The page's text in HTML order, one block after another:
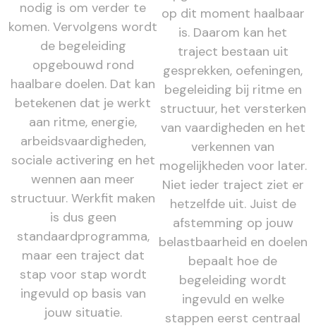
nodig is om verder te
komen. Vervolgens wordt
de begeleiding
opgebouwd rond
haalbare doelen. Dat kan
betekenen dat je werkt
aan ritme, energie,
arbeidsvaardigheden,
sociale activering en het
wennen aan meer
structuur. Werkfit maken
is dus geen
standaardprogramma,
maar een traject dat
stap voor stap wordt
ingevuld op basis van
jouw situatie.
op dit moment haalbaar
is. Daarom kan het
traject bestaan uit
gesprekken, oefeningen,
begeleiding bij ritme en
structuur, het versterken
van vaardigheden en het
verkennen van
mogelijkheden voor later.
Niet ieder traject ziet er
hetzelfde uit. Juist de
afstemming op jouw
belastbaarheid en doelen
bepaalt hoe de
begeleiding wordt
ingevuld en welke
stappen eerst centraal